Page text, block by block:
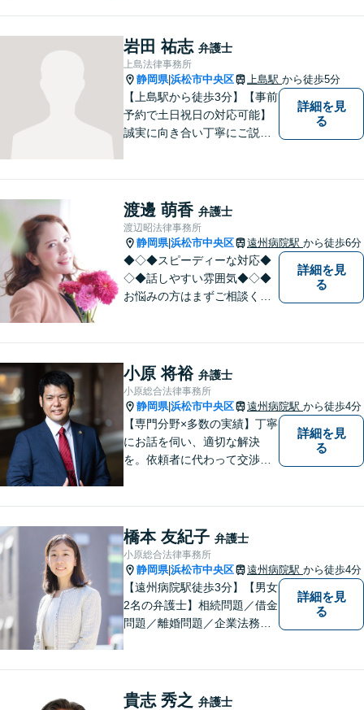
ご相談ください。あなたのお
悩みを全力でサポートさせて
頂きます。
岩田 祐志 弁護士
上島法律事務所
静岡県|浜松市中央区 上島駅 から徒歩5分
【上島駅から徒歩3分】【事前
予約で土日祝日の対応可能】
誠実に向き合い丁寧にご説明
詳細を見
る
渡邊 萌香 弁護士
渡辺昭法律事務所
静岡県|浜松市中央区 遠州病院駅 から徒歩6分
◆◇◆スピーディーな対応◆
◇◆話しやすい雰囲気◆◇◆
お悩みの方はまずご相談くだ
詳細を見
る
小原 将裕 弁護士
小原総合法律事務所
静岡県|浜松市中央区 遠州病院駅 から徒歩4分
【専門分野×多数の実績】丁寧
にお話を伺い、適切な解決
を。依頼者に代わって交渉・
法律事務所】
詳細を見
る
橋本 友紀子 弁護士
小原総合法律事務所
静岡県|浜松市中央区 遠州病院駅 から徒歩4分
【遠州病院駅徒歩3分】【男女
2名の弁護士】相続問題／借金
問題／離婚問題／企業法務な
詳細を見
る
貴志 秀之 弁護士